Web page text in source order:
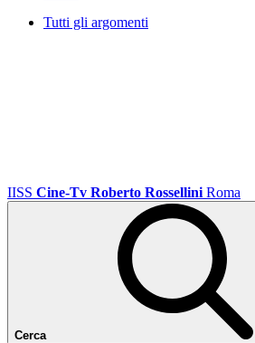
Tutti gli argomenti
IISS Cine-Tv Roberto Rossellini Roma
Cerca